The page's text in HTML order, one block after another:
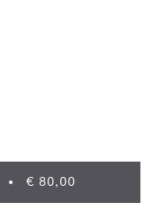
€ 80,00